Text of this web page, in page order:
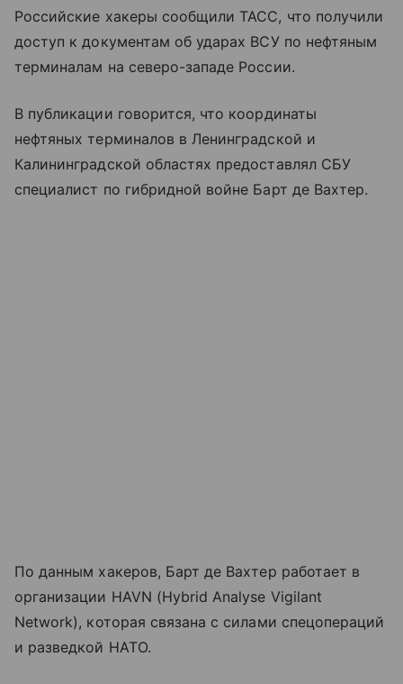
Российские хакеры сообщили ТАСС, что получили
доступ к документам об ударах ВСУ по нефтяным
терминалам на северо-западе России.
В публикации говорится, что координаты
нефтяных терминалов в Ленинградской и
Калининградской областях предоставлял СБУ
специалист по гибридной войне Барт де Вахтер.
По данным хакеров, Барт де Вахтер работает в
организации HAVN (Hybrid Analyse Vigilant
Network), которая связана с силами спецопераций
и разведкой НАТО.